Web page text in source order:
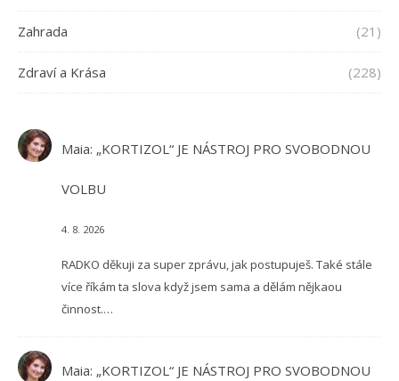
Zahrada (21)
Zdraví a Krása (228)
Maia: „KORTIZOL“ JE NÁSTROJ PRO SVOBODNOU
VOLBU
4. 8. 2026
RADKO děkuji za super zprávu, jak postupuješ. Také stále
více říkám ta slova když jsem sama a dělám nějkaou
činnost.…
Maia: „KORTIZOL“ JE NÁSTROJ PRO SVOBODNOU